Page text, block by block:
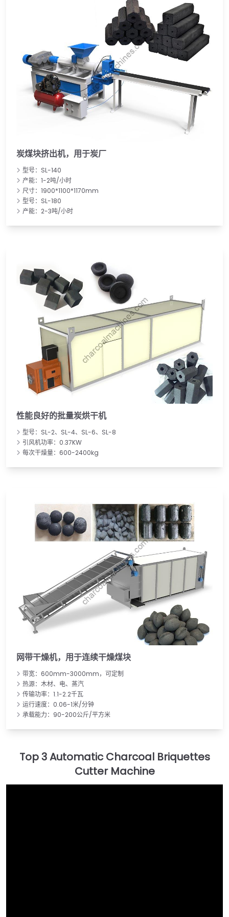
炭煤块挤出机，用于炭厂
型号：SL-140
产能：1-2吨/小时
尺寸：1900*1100*1170mm
型号：SL-180
产能：2-3吨/小时
性能良好的批量炭烘干机
型号：SL-2、SL-4、SL-6、SL-8
引风机功率：0.37KW
每次干燥量：600-2400kg
网带干燥机，用于连续干燥煤块
带宽：600mm-3000mm，可定制
热源：木材、电、蒸汽
传输功率：1.1-2.2千瓦
运行速度：0.06-1米/分钟
承载能力：90-200公斤/平方米